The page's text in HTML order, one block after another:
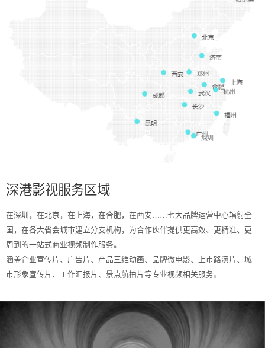
深港影视服务区域
在深圳，在北京，在上海，在合肥，在西安……七大品牌运营中心辐射全
国，在各大省会城市建立分支机构，为合作伙伴提供更高效、更精准、更
周到的一站式商业视频制作服务。
涵盖企业宣传片、广告片、产品三维动画、品牌微电影、上市路演片、城
市形象宣传片、工作汇报片、景点航拍片等专业视频相关服务。